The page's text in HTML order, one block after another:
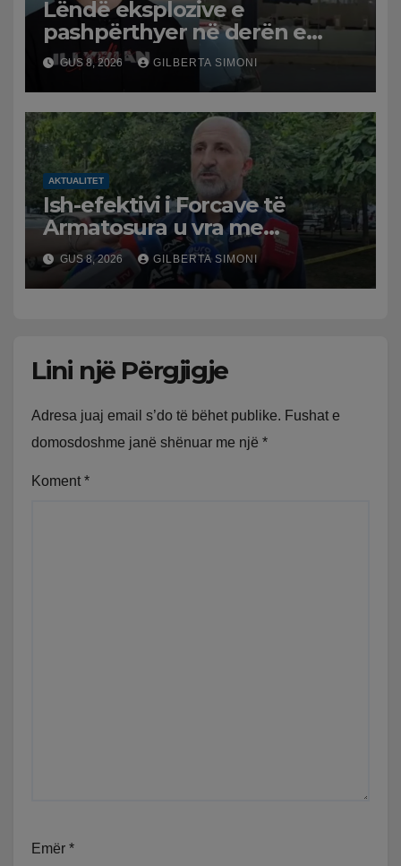
Lëndë eksplozive e
pashpërthyer në derën e
dyqanit të Noizyt në Durrës,
policia nis hetimet për
ngjarjen
GUS 8, 2026 GILBERTA SIMONI
AKTUALITET
Ish-efektivi i Forcave të
Armatosura u vra me
kallashnikov nga shoku i
fëmijërisë, zv. drejtori i
Hetimit: Kishin konflikt të
GUS 8, 2026 GILBERTA SIMONI
Lini një Përgjigje
Adresa juaj email s’do të bëhet publike. Fushat e
domosdoshme janë shënuar me një *
Koment *
Emër *